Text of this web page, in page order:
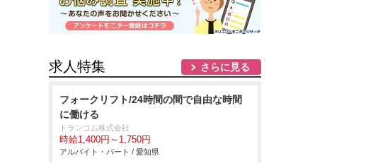
求人特集 さらに見る
フォークリフト/24時間の間で自由な時間
に働ける
トランコム株式会社
時給1,400円～1,750円
アルバイト・パート / 愛知県